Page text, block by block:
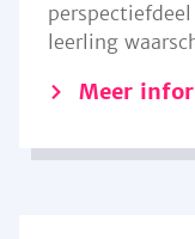
leerling
Meer